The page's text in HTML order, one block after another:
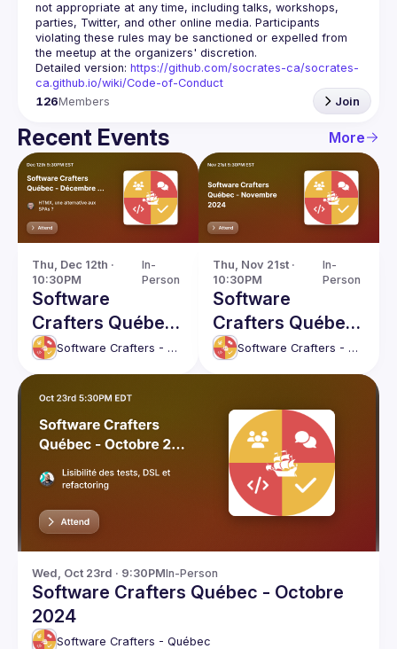
not appropriate at any time, including talks, workshops,
parties, Twitter, and other online media. Participants
violating these rules may be sanctioned or expelled from
Detailed version: https://github.com/socrates-ca/socrates-
ca.github.io/wiki/Code-of-Conduct
126Members Join
Recent Events More
Thu, Dec 12th ·
10:30PM
In-
Person
Software
Crafters Québec
- Décembre 2024
Software Crafters - Québec
Thu, Nov 21st ·
10:30PM
In-
Person
Software
Crafters Québec
- Novembre 2024
Software Crafters - Québec
Wed, Oct 23rd · 9:30PMIn-Person
Software Crafters Québec - Octobre
2024
Software Crafters - Québec